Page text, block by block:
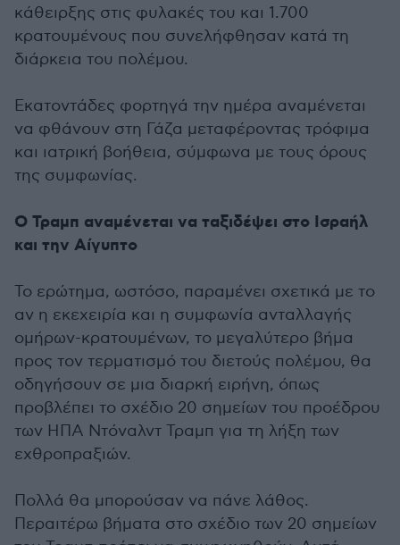
κάθειρξης στις φυλακές του και 1.700
κρατουμένους που συνελήφθησαν κατά τη
διάρκεια του πολέμου.
Εκατοντάδες φορτηγά την ημέρα αναμένεται
να φθάνουν στη Γάζα μεταφέροντας τρόφιμα
και ιατρική βοήθεια, σύμφωνα με τους όρους
της συμφωνίας.
Ο Τραμπ αναμένεται να ταξιδέψει στο Ισραήλ
και την Αίγυπτο
Το ερώτημα, ωστόσο, παραμένει σχετικά με το
αν η εκεχειρία και η συμφωνία ανταλλαγής
ομήρων-κρατουμένων, το μεγαλύτερο βήμα
προς τον τερματισμό του διετούς πολέμου, θα
οδηγήσουν σε μια διαρκή ειρήνη, όπως
προβλέπει το σχέδιο 20 σημείων του προέδρου
των ΗΠΑ Ντόναλντ Τραμπ για τη λήξη των
εχθροπραξιών.
Πολλά θα μπορούσαν να πάνε λάθος.
Περαιτέρω βήματα στο σχέδιο των 20 σημείων